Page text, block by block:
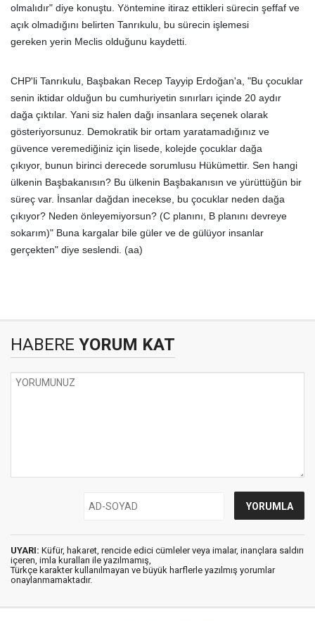
olmalıdır" diye konuştu. Yöntemine itiraz ettikleri sürecin şeffaf ve
açık olmadığını belirten Tanrıkulu, bu sürecin işlemesi
gereken yerin Meclis olduğunu kaydetti.
CHP'li Tanrıkulu, Başbakan Recep Tayyip Erdoğan'a, "Bu çocuklar
senin iktidar olduğun bu cumhuriyetin sınırları içinde 20 aydır
dağa çıktılar. Yani siz halen dağı insanlara seçenek olarak
gösteriyorsunuz. Demokratik bir ortam yaratamadığınız ve
güvence veremediğiniz için lisede, kolejde çocuklar dağa
çıkıyor, bunun birinci derecede sorumlusu Hükümettir. Sen hangi
ülkenin Başbakanısın? Bu ülkenin Başbakanısın ve yürüttüğün bir
süreç var. İnsanlar dağdan inecekse, bu çocuklar neden dağa
çıkıyor? Neden önleyemiyorsun? (C planını, B planını devreye
sokarım)" Buna kargalar bile güler ve de gülüyor insanlar
gerçekten" diye seslendi. (aa)
HABERE YORUM KAT
UYARI: Küfür, hakaret, rencide edici cümleler veya imalar, inançlara saldırı
içeren, imla kuralları ile yazılmamış,
Türkçe karakter kullanılmayan ve büyük harflerle yazılmış yorumlar
onaylanmamaktadır.